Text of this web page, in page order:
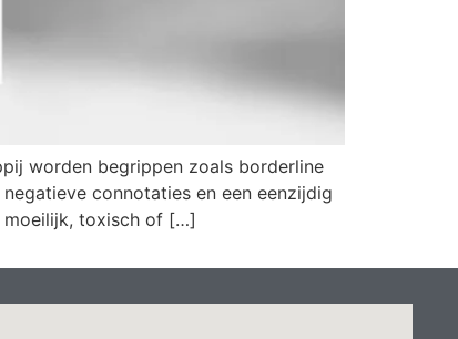
worden begrippen zoals borderline
connotaties en een eenzijdig
moeilijk, toxisch of […]